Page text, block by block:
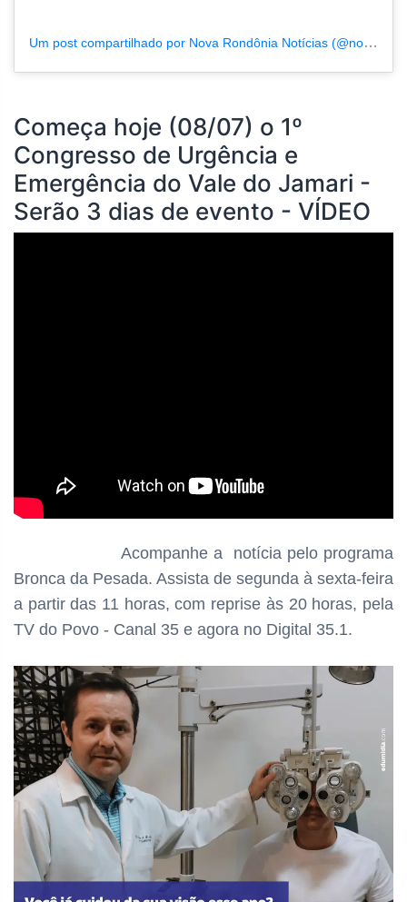
Um post compartilhado por Nova Rondônia Notícias (@novarondonia)
Começa hoje (08/07) o 1º
Congresso de Urgência e
Emergência do Vale do Jamari -
Serão 3 dias de evento - VÍDEO
Acompanhe a notícia pelo programa
Bronca da Pesada. Assista de segunda à sexta-feira
a partir das 11 horas, com reprise às 20 horas, pela
TV do Povo - Canal 35 e agora no Digital 35.1.